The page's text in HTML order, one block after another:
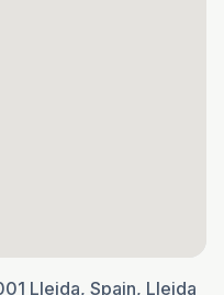
Lleida, Spain, Lleida